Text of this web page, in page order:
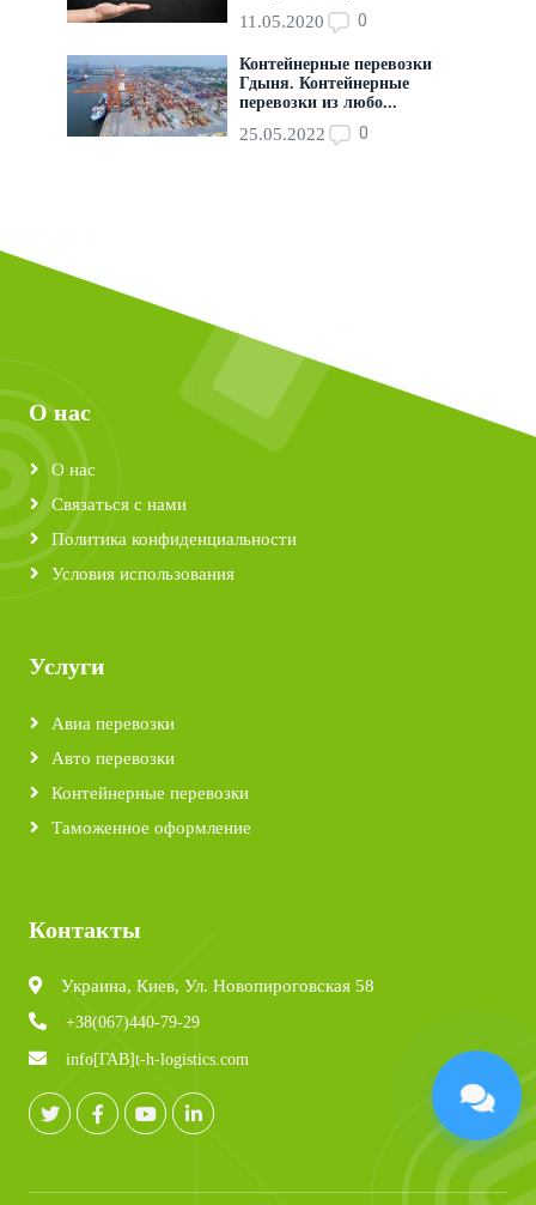
11.05.2020 0
Контейнерные перевозки
Гдыня. Контейнерные
перевозки из любо...
25.05.2022 0
О нас
О нас
Связаться с нами
Политика конфиденциальности
Условия использования
Услуги
Авиа перевозки
Авто перевозки
Контейнерные перевозки
Таможенное оформление
Контакты
Украина, Киев, Ул. Новопироговская 58
+38(067)440-79-29
info[ГАВ]t-h-logistics.com